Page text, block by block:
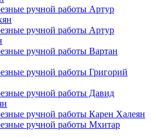
ручной работы Артур
ручной работы Артур
ручной работы Вартан
ручной работы Григорий
ручной работы Давид
ручной работы Карен Халеян
ручной работы Мхитар